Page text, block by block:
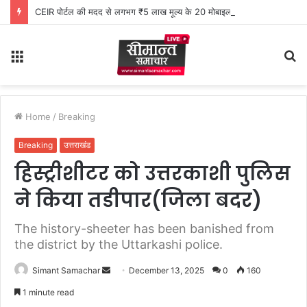
CEIR पोर्टल की मदद से लगभग ₹5 लाख मूल्य के 20 मोबाइल फोन बरामद
Home / Breaking
Breaking उत्तराखंड
हिस्ट्रीशीटर को उत्तरकाशी पुलिस
ने किया तडीपार(जिला बदर)
The history-sheeter has been banished from
the district by the Uttarkashi police.
Simant Samachar December 13, 2025 0 160
1 minute read